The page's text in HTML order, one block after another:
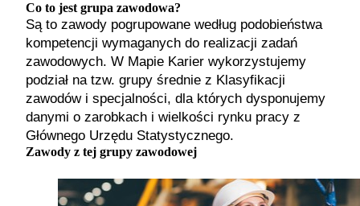
Co to jest grupa zawodowa?
Są to zawody pogrupowane według podobieństwa
kompetencji wymaganych do realizacji zadań
zawodowych. W Mapie Karier wykorzystujemy
podział na tzw. grupy średnie z Klasyfikacji
zawodów i specjalności, dla których dysponujemy
danymi o zarobkach i wielkości rynku pracy z
Głównego Urzędu Statystycznego.
Zawody z tej grupy zawodowej